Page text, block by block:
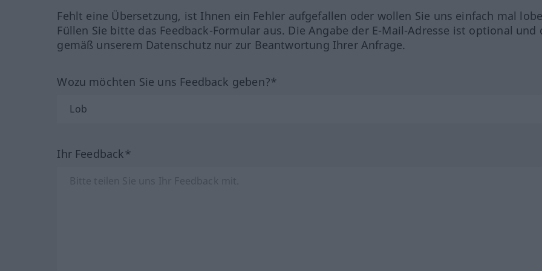
Fehlt eine Übersetzung, ist Ihnen ein Fehler aufgefallen oder wollen Sie uns einfach mal
Füllen Sie bitte das Feedback-Formular aus. Die Angabe der E-Mail-Adresse ist optional und
gemäß unserem Datenschutz nur zur Beantwortung Ihrer Anfrage.
Wozu möchten Sie uns Feedback geben?*
Ihr Feedback*